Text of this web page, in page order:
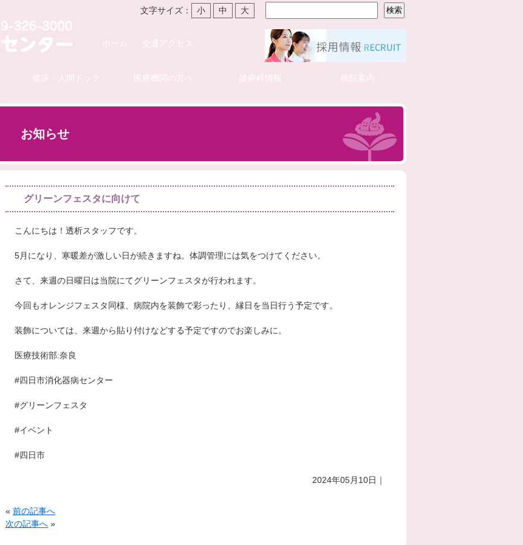
文字サイズ： 小 中 大
ホーム 交通アクセス
健診・人間ドック 医療機関の方へ 診療科情報 病院案内
お知らせ
グリーンフェスタに向けて
こんにちは！透析スタッフです。
5月になり、寒暖差が激しい日が続きますね。体調管理には気をつけてください。
さて、来週の日曜日は当院にてグリーンフェスタが行われます。
今回もオレンジフェスタ同様、病院内を装飾で彩ったり、縁日を当日行う予定です。
装飾については、来週から貼り付けなどする予定ですのでお楽しみに。
医療技術部:奈良
#四日市消化器病センター
#グリーンフェスタ
#イベント
#四日市
2024年05月10日｜
« 前の記事へ
次の記事へ »